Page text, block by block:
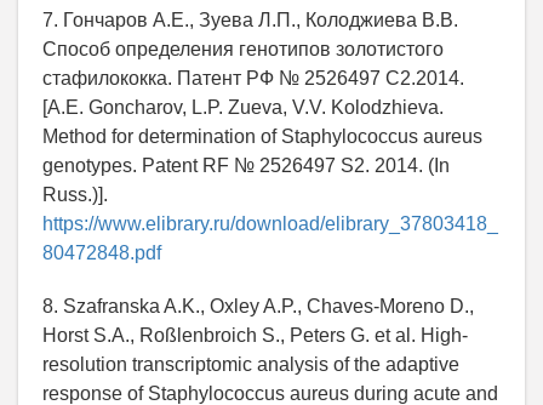
7. Гончаров А.Е., Зуева Л.П., Колоджиева В.В.
Способ определения генотипов золотистого
стафилококка. Патент РФ № 2526497 С2.2014.
[A.E. Goncharov, L.P. Zueva, V.V. Kolodzhieva.
Method for determination of Staphylococcus aureus
genotypes. Patent RF № 2526497 S2. 2014. (In
Russ.)].
https://www.elibrary.ru/download/elibrary_37803418_
80472848.pdf
8. Szafranska A.K., Oxley A.P., Chaves-Moreno D.,
Horst S.A., Roßlenbroich S., Peters G. et al. High-
resolution transcriptomic analysis of the adaptive
response of Staphylococcus aureus during acute and